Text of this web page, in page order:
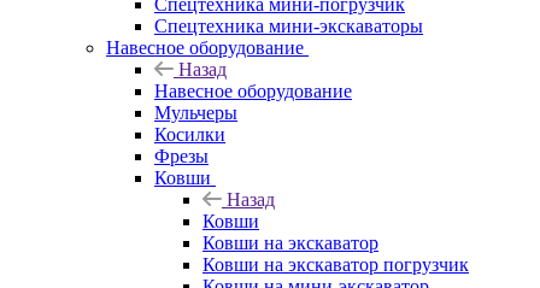
Спецтехника мини-погрузчик
Спецтехника мини-экскаваторы
Навесное оборудование
Назад
Навесное оборудование
Мульчеры
Косилки
Фрезы
Ковши
Назад
Ковши
Ковши на экскаватор
Ковши на экскаватор погрузчик